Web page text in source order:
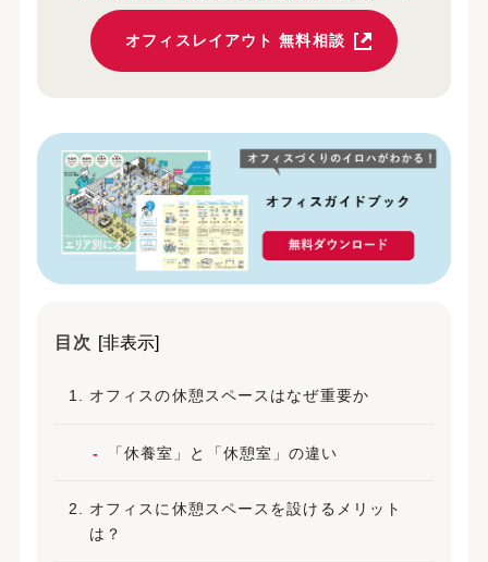
オフィスレイアウト 無料相談
目次 [非表示]
オフィスの休憩スペースはなぜ重要か
「休養室」と「休憩室」の違い
オフィスに休憩スペースを設けるメリット
は？